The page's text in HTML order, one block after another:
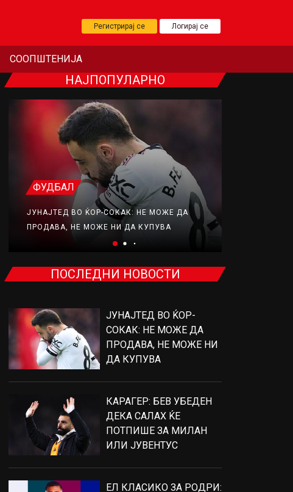
Регистрирај се Логирај се
СООПШТЕНИЈА
НАЈПОПУЛАРНО
ФУДБАЛ
ЈУНАЈТЕД ВО ЌОР-СОКАК: НЕ МОЖЕ ДА
ПРОДАВА, НЕ МОЖЕ НИ ДА КУПУВА
ПОСЛЕДНИ НОВОСТИ
ЈУНАЈТЕД ВО ЌОР-
СОКАК: НЕ МОЖЕ ДА
ПРОДАВА, НЕ МОЖЕ НИ
ДА КУПУВА
КАРАГЕР: БЕВ УБЕДЕН
ДЕКА САЛАХ ЌЕ
ПОТПИШЕ ЗА МИЛАН
ИЛИ ЈУВЕНТУС
ЕЛ КЛАСИКО ЗА РОДРИ: